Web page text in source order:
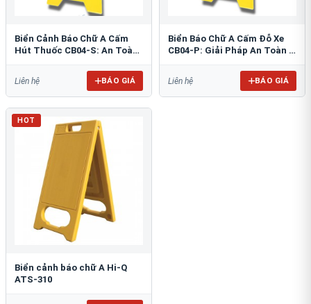
Biển Cảnh Báo Chữ A Cấm
Hút Thuốc CB04-S: An Toàn
Liên hệ BÁO GIÁ
Biển Báo Chữ A Cấm Đỗ Xe
CB04-P: Giải Pháp An Toàn &
Liên hệ BÁO GIÁ
HOT
Biển cảnh báo chữ A Hi-Q
ATS-310